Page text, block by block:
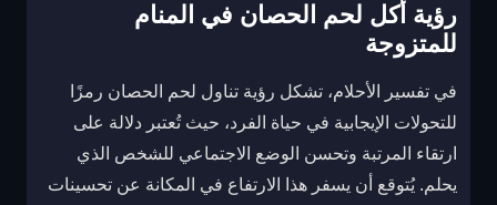
رؤية أكل لحم الحصان في المنام
للمتزوجة
في تفسير الأحلام، تشكل رؤية تناول لحم الحصان رمزًا
للتحولات الإيجابية في حياة الفرد، حيث تُعتبر دلالة على
ارتقاء المرتبة وتحسن الوضع الاجتماعي للشخص الذي
يحلم. يُتوقع أن يسفر هذا الارتفاع في المكانة عن تحسينات